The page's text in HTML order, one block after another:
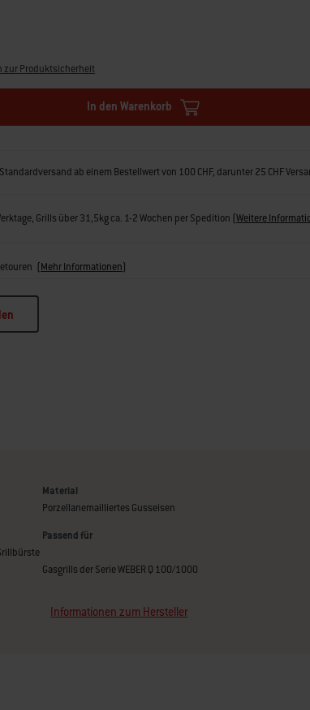
zur Produktsicherheit
In den Warenkorb
ab einem Bestellwert von 100 CHF, darunter 25 CHF
Grills über 31,5kg ca. 1-2 Wochen per Spedition (Weitere
(Mehr Informationen)
Material
Porzellanemailliertes Gusseisen
Passend für
Gasgrills der Serie WEBER Q 100/1000
Informationen zum Hersteller